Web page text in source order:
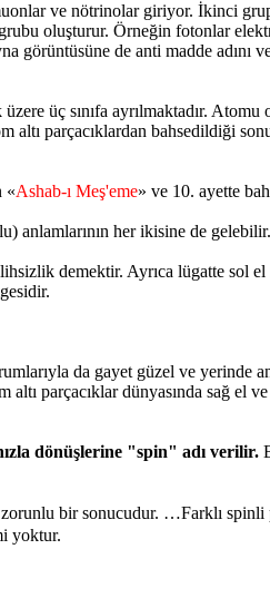
ve nötrinolar giriyor. İkinci
oluşturur. Örneğin fotonlar
görüntüsüne de anti madde adını
üç sınıfa ayrılmaktadır.
parçacıklardan bahsedildiği
«Ashab-ı Meş'eme» ve 10. ayette
her ikisine de
demektir. Ayrıca lügatte
da gayet güzel ve yerinde
altı parçacıklar dünyasında sağ
dönüşlerine "spin" adı verilir.
bir sonucudur. …Farklı spinli
bir önemi yoktur.